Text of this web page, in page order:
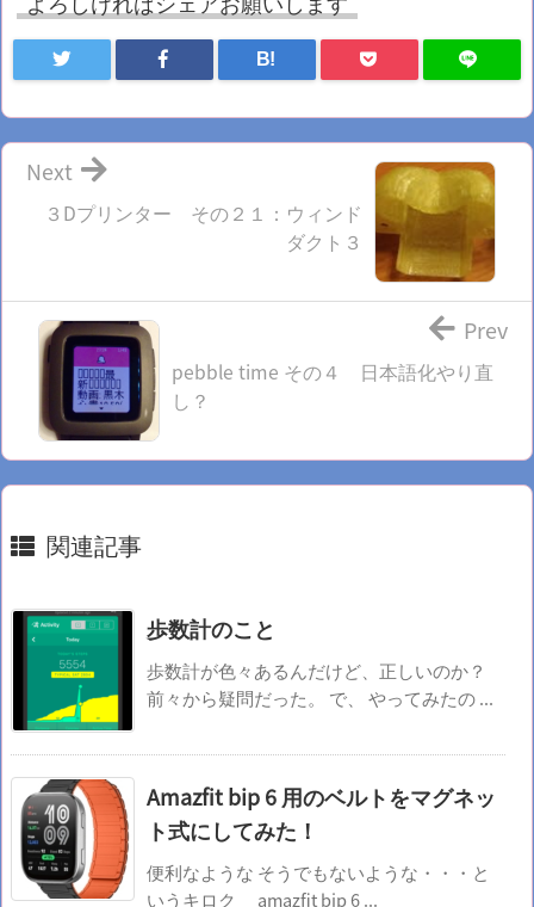
B!
３Dプリンター その２１：ウィンド
ダクト３
Next
pebble time その４ 日本語化やり直
し？
Prev
関連記事
歩数計のこと
歩数計が色々あるんだけど、正しいのか？
前々から疑問だった。 で、 やってみたの ...
Amazfit bip 6 用のベルトをマグネッ
ト式にしてみた！
便利なような そうでもないような・・・と
いうキロク amazfit bip 6 ...